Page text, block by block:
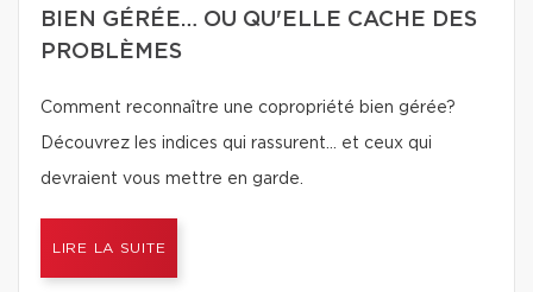
BIEN GÉRÉE… OU QU'ELLE CACHE DES
PROBLÈMES
Comment reconnaître une copropriété bien gérée?
Découvrez les indices qui rassurent… et ceux qui
devraient vous mettre en garde.
LIRE LA SUITE